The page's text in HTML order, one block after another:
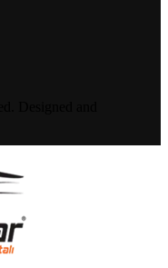
Designed and